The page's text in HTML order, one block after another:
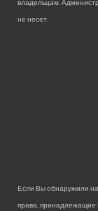
владельцам.
не несет.
Если Вы обнаружили
права, принадлежащие